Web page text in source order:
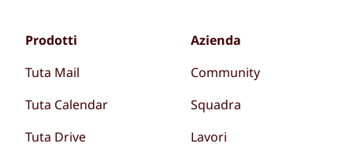
Prodotti
Tuta Mail
Tuta Calendar
Tuta Drive
Azienda
Community
Squadra
Lavori